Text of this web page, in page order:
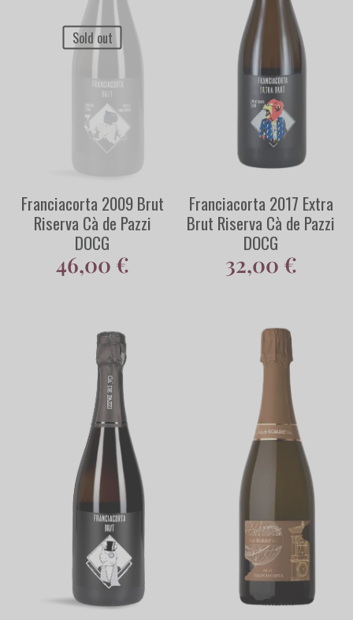
Sold out
Franciacorta 2009 Brut
Riserva Cà de Pazzi
DOCG
46,00 €
Franciacorta 2017 Extra
Brut Riserva Cà de Pazzi
DOCG
32,00 €